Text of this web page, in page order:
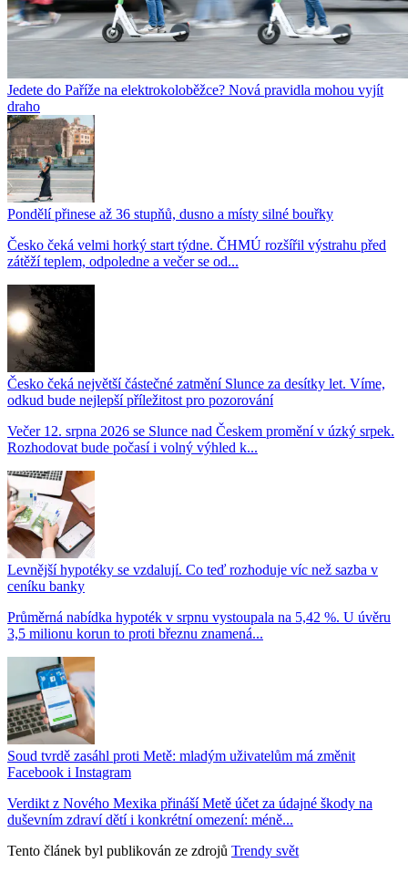
Jedete do Paříže na elektrokoloběžce? Nová pravidla mohou vyjít
draho
Pondělí přinese až 36 stupňů, dusno a místy silné bouřky
Česko čeká velmi horký start týdne. ČHMÚ rozšířil výstrahu před
zátěží teplem, odpoledne a večer se od...
Česko čeká největší částečné zatmění Slunce za desítky let. Víme,
odkud bude nejlepší příležitost pro pozorování
Večer 12. srpna 2026 se Slunce nad Českem promění v úzký srpek.
Rozhodovat bude počasí i volný výhled k...
Levnější hypotéky se vzdalují. Co teď rozhoduje víc než sazba v
ceníku banky
Průměrná nabídka hypoték v srpnu vystoupala na 5,42 %. U úvěru
3,5 milionu korun to proti březnu znamená...
Soud tvrdě zasáhl proti Metě: mladým uživatelům má změnit
Facebook i Instagram
Verdikt z Nového Mexika přináší Metě účet za údajné škody na
duševním zdraví dětí i konkrétní omezení: méně...
Tento článek byl publikován ze zdrojů Trendy svět